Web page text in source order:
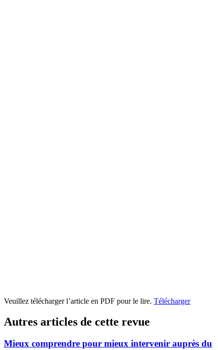
Veuillez télécharger l’article en PDF pour le lire. Télécharger
Autres articles de cette revue
Mieux comprendre pour mieux intervenir auprès du